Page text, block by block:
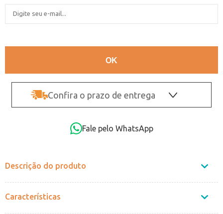
Confira o prazo de entrega
Fale pelo WhatsApp
Descrição do produto
Características